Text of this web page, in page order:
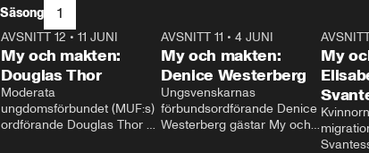
Säsong 1
26:27
AVSNITT 12 • 11 JUNI
My och makten:
Douglas Thor
Moderata
ungdomsförbundet (MUF:s)
ordförande Douglas Thor
23:40
AVSNITT 11 •4 JUNI
My och makten:
Denice Westerberg
Ungsvenskarnas
förbundsordförande Denice
Westerberg gästar My och
My